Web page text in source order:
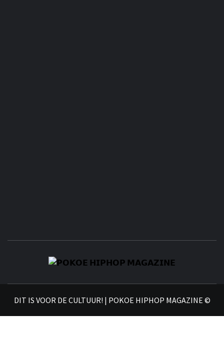
DIT IS VOOR DE CULTUUR! | POKOE HIPHOP MAGAZINE ©